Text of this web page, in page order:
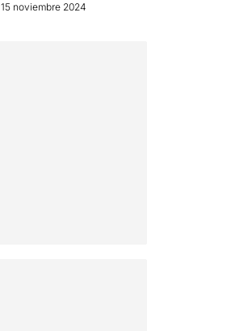
15 noviembre 2024